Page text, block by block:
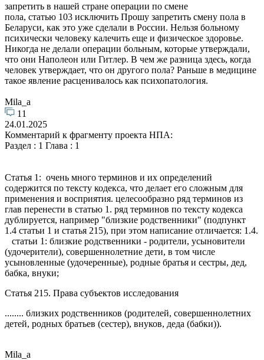
запретить в нашей стране операции по смене
пола, статью 103 исключить Прошу запретить смену пола в
Беларуси, как это уже сделали в России. Нельзя больному
психически человеку калечить еще и физическое здоровье.
Никогда не делали операции больным, которые утверждали,
что они Наполеон или Гитлер. В чем же разница здесь, когда
человек утверждает, что он другого пола? Раньше в медицине
такое явление расценивалось как психопатология.
Mila_a
11
24.01.2025
Комментарий к фрагменту проекта НПА:
Раздел : 1 Глава : 1
Статья 1: очень много терминов и их определений
содержится по тексту кодекса, что делает его сложным для
применения и восприятия. целесообразно ряд терминов из
глав перенести в статью 1. ряд терминов по тексту кодекса
дублируется, например "близкие родственники" (подпункт
1.4 статьи 1 и статья 215), при этом написание отличается: 1.4.
статьи 1: близкие родственники - родители, усыновители
(удочерители), совершеннолетние дети, в том числе
усыновленные (удочеренные), родные братья и сестры, дед,
бабка, внуки;
Статья 215. Права субъектов исследования
........ близких родственников (родителей, совершеннолетних
детей, родных братьев (сестер), внуков, деда (бабки)).
Mila_a